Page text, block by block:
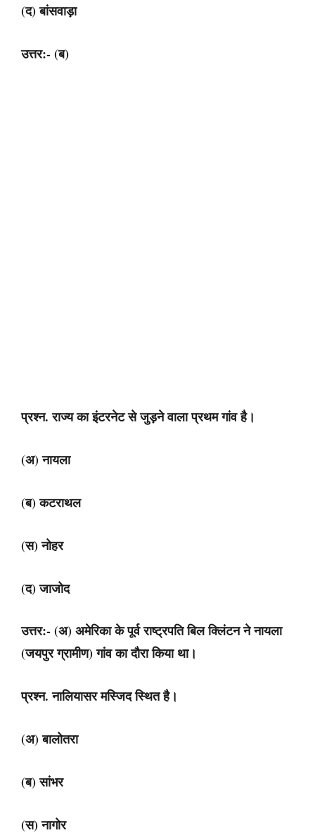
(द) बांसवाड़ा
उत्तर:- (ब)
प्रश्न. राज्य का इंटरनेट से जुड़ने वाला प्रथम गांव है।
(अ) नायला
(ब) कटराथल
(स) नोहर
(द) जाजोद
उत्तर:- (अ) अमेरिका के पूर्व राष्ट्रपति बिल क्लिंटन ने नायला
(जयपुर ग्रामीण) गांव का दौरा किया था।
प्रश्न. नालियासर मस्जिद स्थित है।
(अ) बालोतरा
(ब) सांभर
(स) नागोर